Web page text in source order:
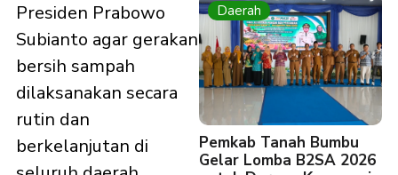
Presiden Prabowo
Subianto agar gerakan
bersih sampah
dilaksanakan secara
rutin dan
berkelanjutan di
Daerah
Pemkab Tanah Bumbu
Gelar Lomba B2SA 2026